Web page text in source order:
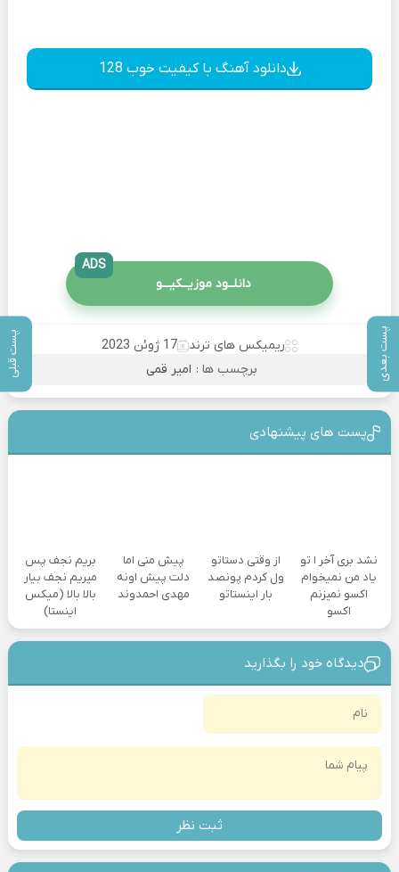
پست بعدی پست قبلی
دانلود آهنگ با کیفیت خوب 128
دانلــود موزیــکیـــو
ADS
ریمیکس های ترند
17 ژوئن 2023
برچسب ها : امیر قمی
پست های پیشنهادی
نشد بری آخر ا تو
یاد من نمیخوام
اکسو نمیزنم
اکسو
از وقتی دستاتو
ول کردم پونصد
بار اینستاتو
پیش منی اما
دلت پیش اونه
مهدی احمدوند
بریم نجف پس
میریم نجف بیار
بالا بالا (میکس
اینستا)
دیدگاه خود را بگذارید
ثبت نظر